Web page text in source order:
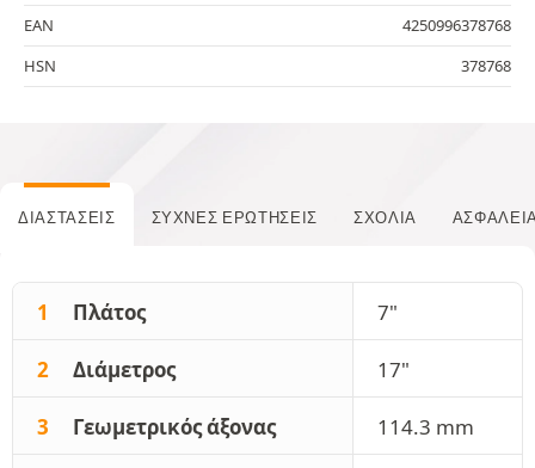
EAN
4250996378768
HSN
378768
ΔΙΑΣΤΆΣΕΙΣ ΣΥΧΝΈΣ ΕΡΩΤΉΣΕΙΣ ΣΧΌΛΙΑ
1 Πλάτος 7"
2 Διάμετρος 17"
3 Γεωμετρικός άξονας 114.3 mm